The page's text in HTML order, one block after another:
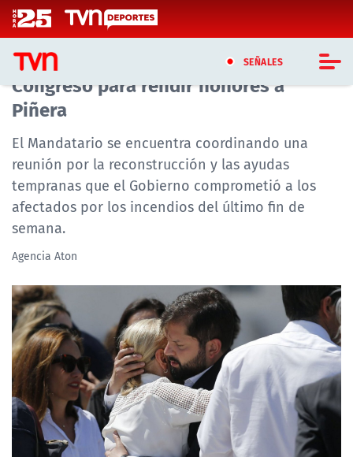
Click acá para ir directamente al contenido
SEÑALES
CASTING MASTERCHEF CHILE
CASTING TVN VERTICAL
TVN VERTICAL
TVN PLAY
PROGRAMAS
TELESERIES
NTV
ACTUALIDAD Y TENDENCIAS
CORPORATIVO Y TRANSPARENCIA
Presidente Boric no asistirá hoy al ex
Congreso para rendir honores a
Piñera
El Mandatario se encuentra coordinando una
reunión por la reconstrucción y las ayudas
tempranas que el Gobierno comprometió a los
afectados por los incendios del último fin de
semana.
Agencia Aton